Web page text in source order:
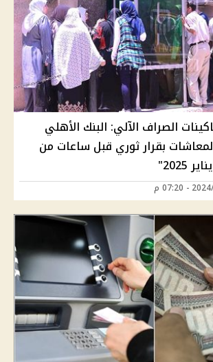
الصراف الآلي: البنك الأهلي
بقرار ثوري قبل ساعات من